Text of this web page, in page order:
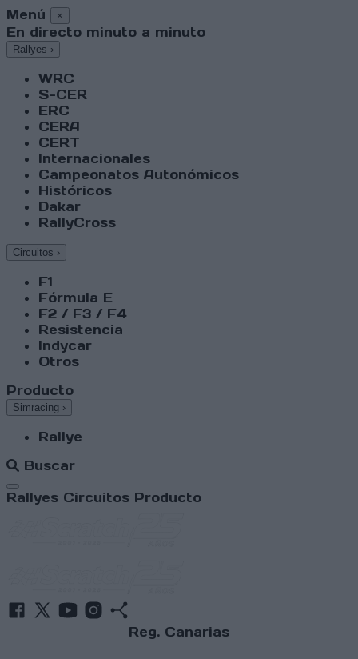
Menú ×
En directo minuto a minuto
Rallyes ›
WRC
S-CER
ERC
CERA
CERT
Internacionales
Campeonatos Autonómicos
Históricos
Dakar
RallyCross
Circuitos ›
F1
Fórmula E
F2 / F3 / F4
Resistencia
Indycar
Otros
Producto
Simracing ›
Rallye
Buscar
Abrir menú
Rallyes Circuitos Producto
Reg. Canarias